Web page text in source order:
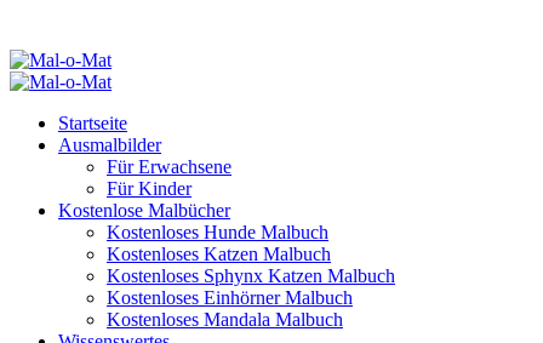
Startseite
Ausmalbilder
Für Erwachsene
Für Kinder
Kostenlose Malbücher
Kostenloses Hunde Malbuch
Kostenloses Katzen Malbuch
Kostenloses Sphynx Katzen Malbuch
Kostenloses Einhörner Malbuch
Kostenloses Mandala Malbuch